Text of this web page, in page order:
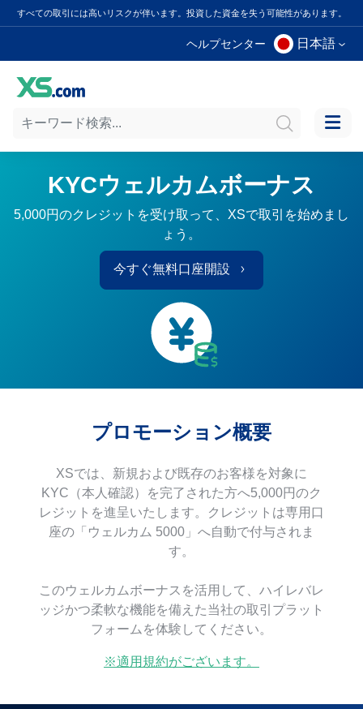
すべての取引には高いリスクが伴います。投資した資金を失う可能性があります。
ヘルプセンター 日本語
KYCウェルカムボーナス
5,000円のクレジットを受け取って、XSで取引を始めまし
ょう。
今すぐ無料口座開設
プロモーション概要
XSでは、新規および既存のお客様を対象に
KYC（本人確認）を完了された方へ5,000円のク
レジットを進呈いたします。クレジットは専用口
座の「ウェルカム 5000」へ自動で付与されま
す。
このウェルカムボーナスを活用して、ハイレバレ
ッジかつ柔軟な機能を備えた当社の取引プラット
フォームを体験してください。
※適用規約がございます。